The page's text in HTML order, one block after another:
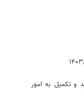
و تکمیل به امور